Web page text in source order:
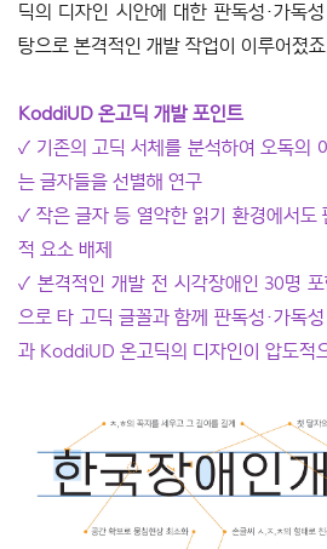
딕의 디자인 시안에 대한 판독성·가독
탕으로 본격적인 개발 작업이 이루어졌죠.
KoddiUD 온고딕 개발 포인트
✓ 기존의 고딕 서체를 분석하여 오독의
는 글자들을 선별해 연구
✓ 작은 글자 등 열악한 읽기 환경에서도
적 요소 배제
✓ 본격적인 개발 전 시각장애인 30명
으로 타 고딕 글꼴과 함께 판독성·가독
과 KoddiUD 온고딕의 디자인이 압도적